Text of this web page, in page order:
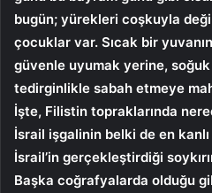
bugün; yürekleri coşkuyla
çocuklar var. Sıcak bir
güvenle uyumak yerine, soğuk
tedirginlikle sabah etmeye
İşte, Filistin topraklarında
İsrail işgalinin belki de en
İsrail’in gerçekleştirdiği
Başka coğrafyalarda olduğu